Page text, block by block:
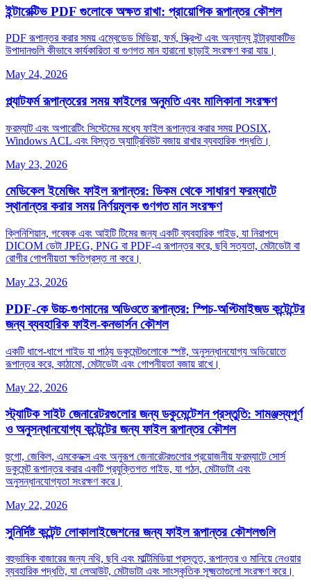
ইন্টারেক্টিভ PDF গুলোকে অক্ষত রাখা: প্রায়োগিক রূপান্তর কৌশল
PDF রূপান্তর করার সময় এম্বেডেড মিডিয়া, ফর্ম, স্ক্রিপ্ট এবং অন্যান্য ইন্টার‌্যাকটিভ
উপাদানগুলি কীভাবে কার্যকারিতা বা গুণগত মান হারানো ছাড়াই সংরক্ষণ করা যায়।
May 24, 2026
প্ল্যাটফর্ম রূপান্তরের সময় ফাইলের অনুমতি এবং মালিকানা সংরক্ষণ
ফরম্যাট এবং অপারেটিং সিস্টেমের মধ্যে ফাইল রূপান্তর করার সময় POSIX,
Windows ACL এবং বিস্তৃত অ্যাট্রিবিউট বজায় রাখার ব্যবহারিক পদ্ধতি।
May 23, 2026
মেডিকেল ইমেজিং ফাইল রূপান্তর: ডিকম থেকে সাধারণ ফরম্যাটে
স্থানান্তর করার সময় নির্ণয়মূলক গুণগত মান সংরক্ষণ
ক্লিনিশিয়ান, গবেষক এবং আইটি টিমের জন্য একটি ব্যবহারিক গাইড, যা নিরাপদে
DICOM ডেটা JPEG, PNG বা PDF-এ রূপান্তর করে, ছবি সত্যতা, মেটাডেটা বা
রোগীর গোপনীয়তা ক্ষতিগ্রস্ত না করে।
May 23, 2026
PDF-কে উচ্চ‑গুণমানের অডিওতে রূপান্তর: স্পিচ‑অপ্টিমাইজড কন্টেন্টের
জন্য ব্যবহারিক ফাইল‑কনভার্সন কৌশল
একটি ধাপে‑ধাপে গাইড যা পাঠ্য ডকুমেন্টগুলোকে স্পষ্ট, অনুসন্ধানযোগ্য অডিয়োতে
রূপান্তর করে, কাঠামো, মেটাডেটা এবং গোপনীয়তা বজায় রাখে।
May 22, 2026
স্ট্যাটিক সাইট জেনারেটরগুলোর জন্য ডকুমেন্টেশন প্রস্তুতি: সামঞ্জস্যপূর্ণ
ও অনুসন্ধানযোগ্য কন্টেন্টের জন্য ফাইল রূপান্তর কৌশল
হুগো, জেকিল, এমকেডক্স এবং অনুরূপ জেনারেটরগুলোর প্রয়োজনীয় ফরম্যাটে সোর্স
ডকুমেন্ট রূপান্তর করার একটি প্রযুক্তিগত গাইড, যা গঠন, মেটাডাটা এবং
অনুসন্ধানযোগ্যতা সংরক্ষণ করে।
May 22, 2026
সুনির্দিষ্ট কন্টেন্ট লোকালাইজেশনের জন্য ফাইল রূপান্তর কৌশলগুলি
বহুভাষিক বাজারের জন্য নথি, ছবি এবং মাল্টিমিডিয়া প্রস্তুত, রূপান্তর ও মানিয়ে নেওয়ার
ব্যবহারিক পদ্ধতি, যা লেআউট, মেটাডাটা এবং সাংস্কৃতিক সূক্ষ্মতাগুলো সংরক্ষণ করে।